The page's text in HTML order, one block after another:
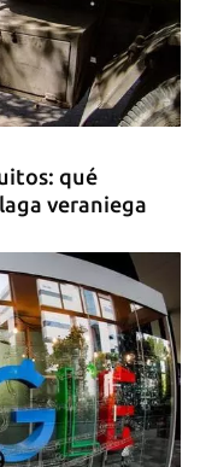
qué
veraniega